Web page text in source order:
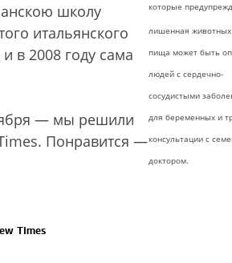
которые
лишенная животных
пища может быть
людей с сердечно-
сосудистыми
для беременных и
консультации с
доктором.
школу
итальянского
в 2008 году сама
— мы решили
Понравится —
Times